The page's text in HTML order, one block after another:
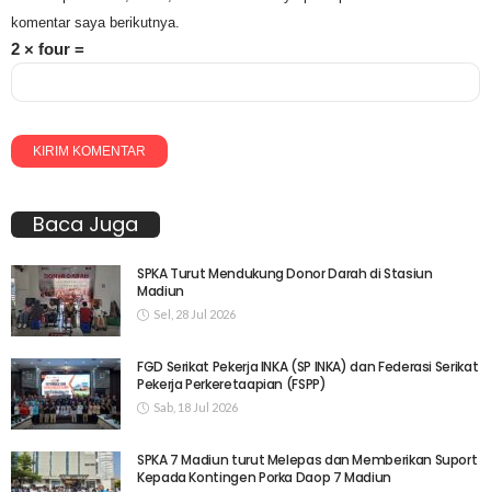
komentar saya berikutnya.
2 × four =
Baca Juga
SPKA Turut Mendukung Donor Darah di Stasiun
Madiun
Sel, 28 Jul 2026
FGD Serikat Pekerja INKA (SP INKA) dan Federasi Serikat
Pekerja Perkeretaapian (FSPP)
Sab, 18 Jul 2026
SPKA 7 Madiun turut Melepas dan Memberikan Suport
Kepada Kontingen Porka Daop 7 Madiun